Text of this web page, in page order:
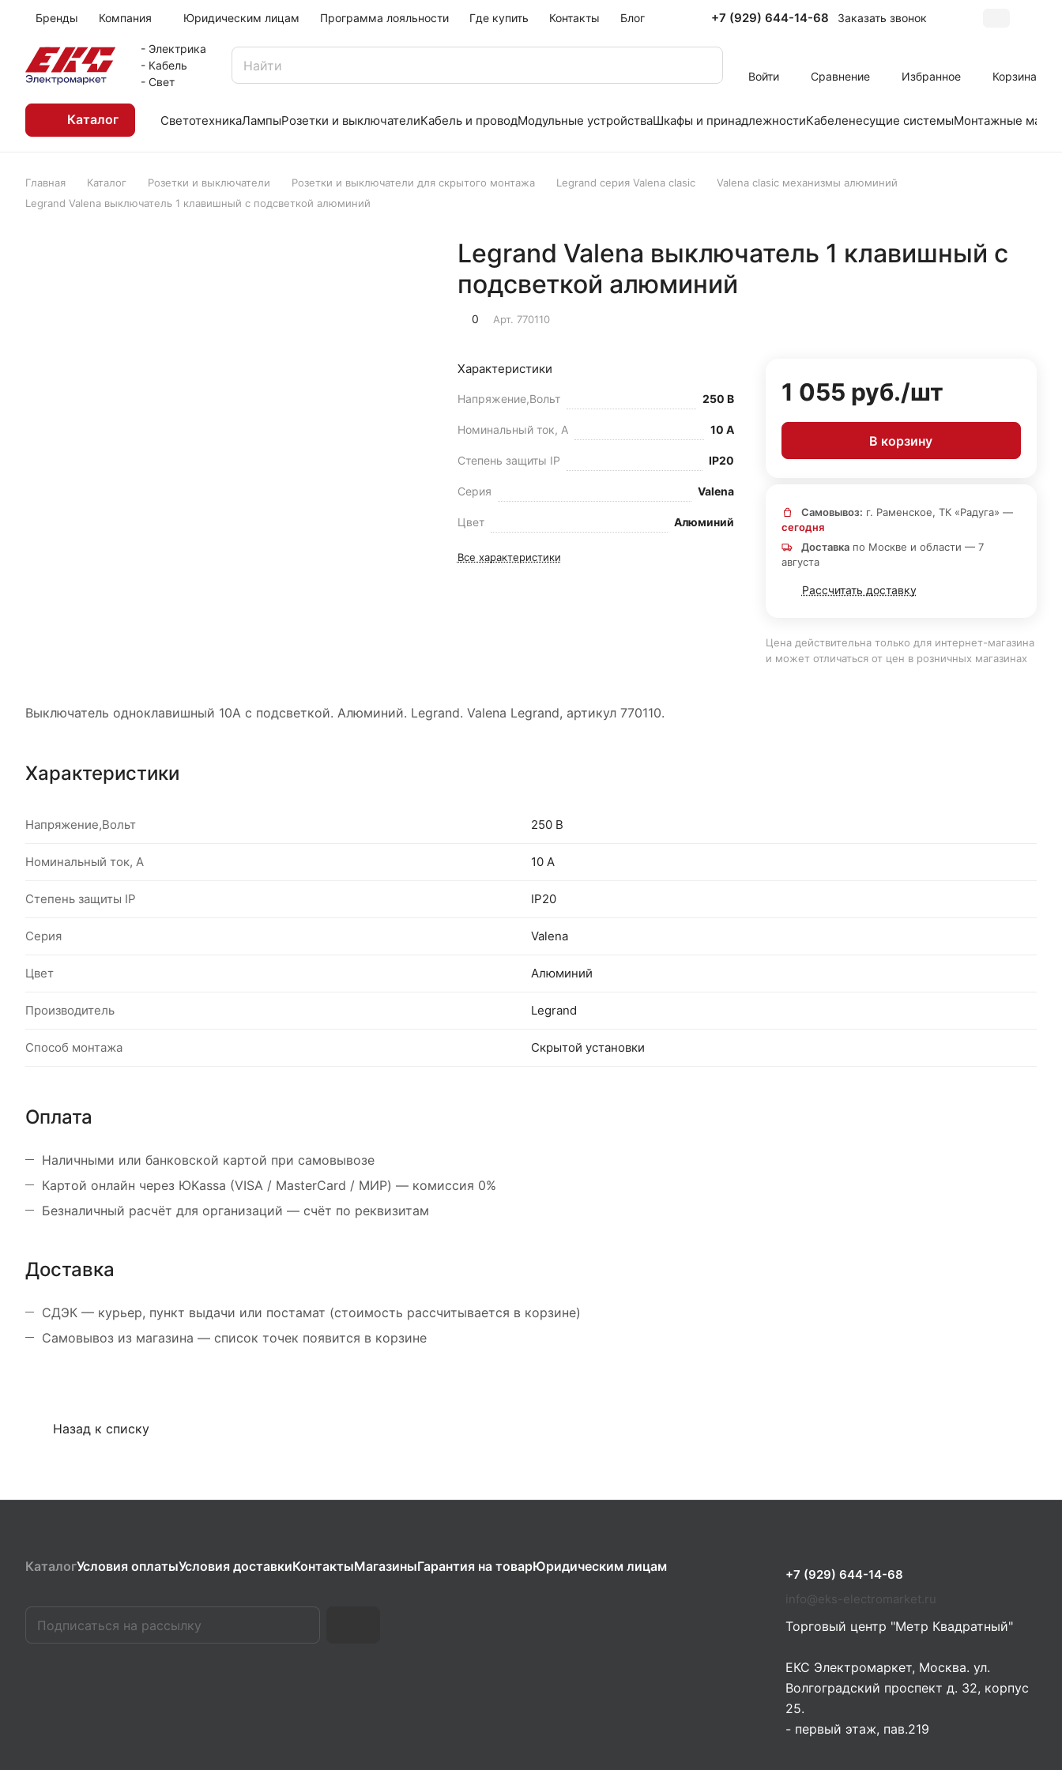
Бренды Компания Юридическим лицам Программа лояльности Где купить Контакты Блог +7 (929) 644-14-68 Заказать звонок
- Электрика
- Кабель
- Свет
Войти Сравнение Избранное Корзина
Каталог СветотехникаЛампыРозетки и выключателиКабель и проводМодульные устройстваШкафы и принадлежностиКабеленесущие системыМонтажные
Главная Каталог Розетки и выключатели Розетки и выключатели для скрытого монтажа Legrand серия Valena clasic
Valena clasic механизмы алюминий
Legrand Valena выключатель 1 клавишный с подсветкой алюминий
Legrand Valena выключатель 1 клавишный с
подсветкой алюминий
0 Арт. 770110
Характеристики
Напряжение,Вольт 250 В
Номинальный ток, А 10 А
Степень защиты IP IP20
Серия Valena
Цвет Алюминий
Все характеристики
1 055 руб./шт
В корзину
Самовывоз: г. Раменское, ТК «Радуга» —
сегодня
Доставкапо Москве и области — 7
августа
Рассчитать доставку
Цена действительна только для интернет-магазина
и может отличаться от цен в розничных магазинах
Выключатель одноклавишный 10A с подсветкой. Алюминий. Legrand. Valena Legrand, артикул 770110.
Характеристики
Напряжение,Вольт 250 В
Номинальный ток, А 10 А
Степень защиты IP IP20
Серия Valena
Цвет Алюминий
Производитель Legrand
Способ монтажа Скрытой установки
Оплата
Наличными или банковской картой при самовывозе
Картой онлайн через ЮKassa (VISA / MasterCard / МИР) — комиссия 0%
Безналичный расчёт для организаций — счёт по реквизитам
Доставка
СДЭК — курьер, пункт выдачи или постамат (стоимость рассчитывается в корзине)
Самовывоз из магазина — список точек появится в корзине
Назад к списку
КаталогУсловия оплатыУсловия доставкиКонтактыМагазиныГарантия на товарЮридическим лицам
+7 (929) 644-14-68
info@eks-electromarket.ru
Торговый центр "Метр Квадратный"
ЕКС Электромаркет, Москва. ул.
Волгоградский проспект д. 32, корпус
25.
- первый этаж, пав.219